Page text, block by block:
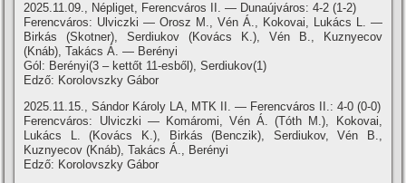
2025.11.09., Népliget, Ferencváros II. — Dunaújváros: 4-2 (1-2)
Ferencváros: Ulviczki — Orosz M., Vén Á., Kokovai, Lukács L. —
Birkás (Skotner), Serdiukov (Kovács K.), Vén B., Kuznyecov
(Knáb), Takács Á. — Berényi
Gól: Berényi(3 – kettőt 11-esből), Serdiukov(1)
Edző: Korolovszky Gábor
2025.11.15., Sándor Károly LA, MTK II. — Ferencváros II.: 4-0 (0-0)
Ferencváros: Ulviczki — Komáromi, Vén Á. (Tóth M.), Kokovai,
Lukács L. (Kovács K.), Birkás (Benczik), Serdiukov, Vén B.,
Kuznyecov (Knáb), Takács Á., Berényi
Edző: Korolovszky Gábor